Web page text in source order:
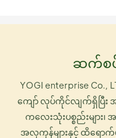
ဆက်စ
YOGI enterprise
ကျော် လုပ်ကိုင်လျက်ရှိပြီး အ
ကလေးသုံးပစ္စည်းများ
အလှကုန်များနှင့် ထိရေ